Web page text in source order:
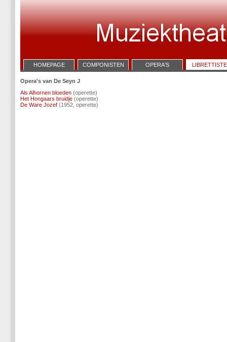
HOMEPAGE COMPONISTEN OPERA'S
Opera's van De Seyn J
Als Alhornen bloeden (operette)
Het Hongaars bruidje (operette)
De Ware Jozef (1952, operette)